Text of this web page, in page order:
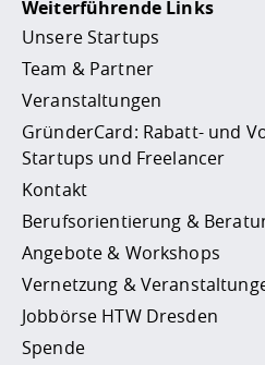
Weiterführende Links
Unsere Startups
Team & Partner
Veranstaltungen
GründerCard: Rabatt- und
Startups und Freelancer
Kontakt
Berufsorientierung &
Angebote & Workshops
Vernetzung &
Jobbörse HTW Dresden
Spende